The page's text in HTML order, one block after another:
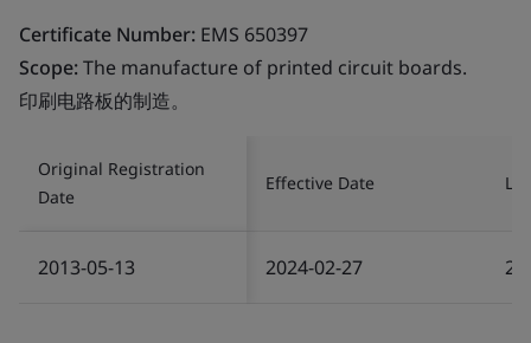
Certificate Number: EMS 650397
Scope:The manufacture of printed circuit boards.
印刷电路板的制造。
Original Registration
Date
Effective Date
2013-05-13 2024-02-27